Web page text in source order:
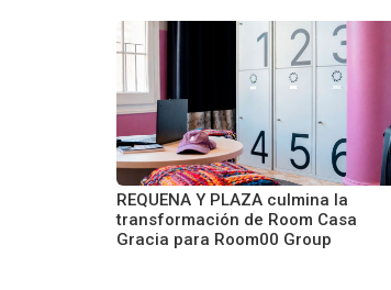
REQUENA Y PLAZA culmina la
transformación de Room Casa
Gracia para Room00 Group